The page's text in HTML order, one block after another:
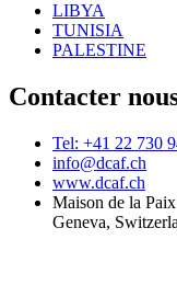
LIBYA
TUNISIA
PALESTINE
Contacter
Tel: +41 22 730
info@dcaf.ch
www.dcaf.ch
Maison de la
Geneva,